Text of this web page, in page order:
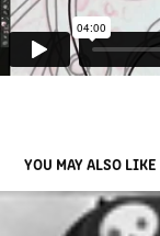
YOU MAY ALSO LIKE